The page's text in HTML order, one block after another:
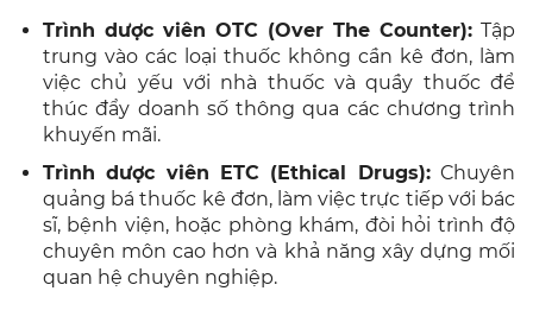
Trình dược viên OTC (Over The Counter): Tập
trung vào các loại thuốc không cần kê đơn, làm
việc chủ yếu với nhà thuốc và quầy thuốc để
thúc đẩy doanh số thông qua các chương trình
khuyến mãi.
Trình dược viên ETC (Ethical Drugs):Chuyên
quảng bá thuốc kê đơn, làm việc trực tiếp với bác
sĩ, bệnh viện, hoặc phòng khám, đòi hỏi trình độ
chuyên môn cao hơn và khả năng xây dựng mối
quan hệ chuyên nghiệp.